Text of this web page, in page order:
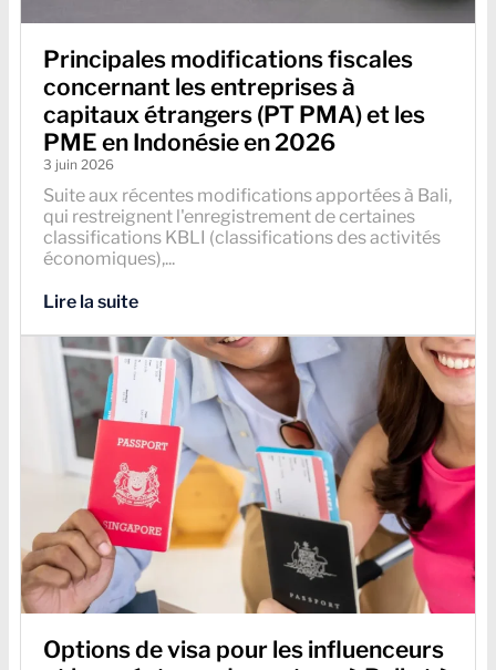
Principales modifications fiscales
concernant les entreprises à
capitaux étrangers (PT PMA) et les
PME en Indonésie en 2026
3 juin 2026
Suite aux récentes modifications apportées à Bali,
qui restreignent l'enregistrement de certaines
classifications KBLI (classifications des activités
économiques),...
Lire la suite
Options de visa pour les influenceurs